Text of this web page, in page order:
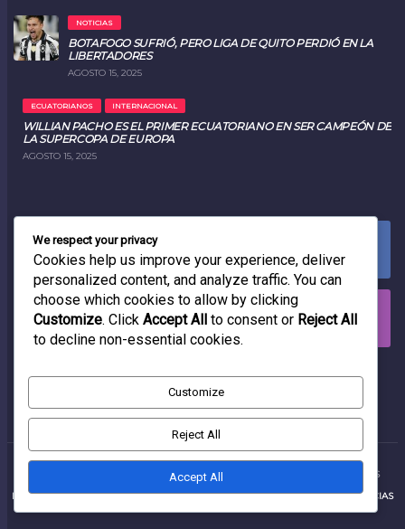
NOTICIAS
BOTAFOGO SUFRIÓ, PERO LIGA DE QUITO PERDIÓ EN LA
LIBERTADORES
AGOSTO 15, 2025
ECUATORIANOS INTERNACIONAL
WILLIAN PACHO ES EL PRIMER ECUATORIANO EN SER CAMPEÓN DE
LA SUPERCOPA DE EUROPA
AGOSTO 15, 2025
FACEBOOK
0LIKES
INSTAGRAM
0FOLLOWERS
RADIO
2025 | TODOS LOS DERECHOS RESERVADOS
INICIO
PRODUCCIONES RADIOFÓNICAS EC CONTACTANOS NOTICIAS
We respect your privacy
Cookies help us improve your experience, deliver
personalized content, and analyze traffic. You can
choose which cookies to allow by clicking
Customize. Click Accept All to consent or Reject All
to decline non-essential cookies.
Customize
Reject All
Accept All